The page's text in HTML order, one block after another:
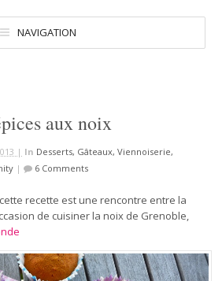
NAVIGATION
aux noix
| In Desserts, Gâteaux, Viennoiserie,
| 6 Comments
recette est une rencontre entre la
de cuisiner la noix de Grenoble,